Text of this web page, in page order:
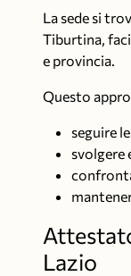
La sede si
Tiburtina ,
e provincia.
Questo
seguire
svolgere
Lazio